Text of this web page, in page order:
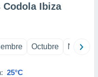
Codola Ibiza
Octubre
25°C